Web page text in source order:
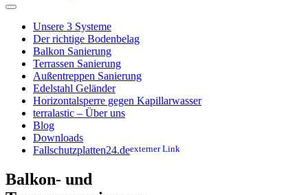
Unsere 3 Systeme
Der richtige Bodenbelag
Balkon Sanierung
Terrassen Sanierung
Außentreppen Sanierung
Edelstahl Geländer
Horizontalsperre gegen Kapillarwasser
terralastic – Über uns
Blog
Downloads
Fallschutzplatten24.de
Balkon- und